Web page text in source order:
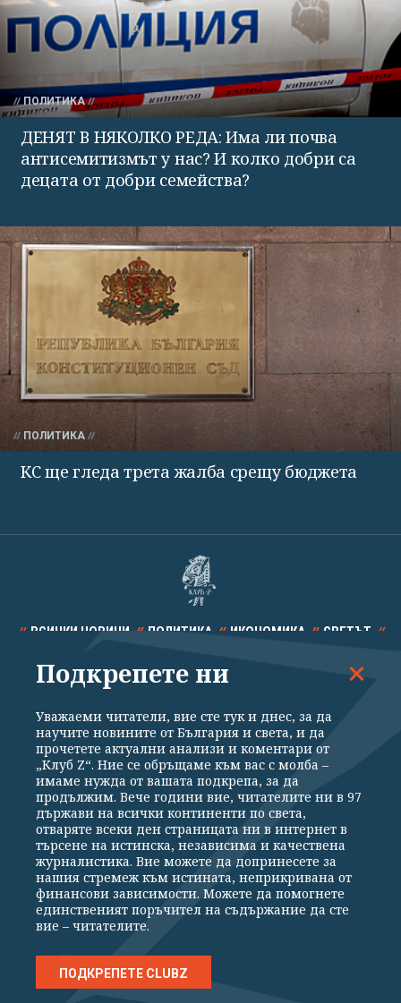
ПОЛИТИКА
ДЕНЯТ В НЯКОЛКО РЕДА: Има ли почва
антисемитизмът у нас? И колко добри са
децата от добри семейства?
ПОЛИТИКА
КС ще гледа трета жалба срещу бюджета
ВСИЧКИ НОВИНИ ПОЛИТИКА ИКОНОМИКА СВЕТЪТ
СПОРТ КУЛТУРА ТЕХНОЛОГИИ КАЛЕЙДОСКОП
Общи условия
Политика за поверителност
Реклама
Партньори Контакти
За Клуб Z
Екип
Подкрепете ни
Издател на www.clubz.bg е „Клуб Зебра Медия“ ЕООД, София, ул. "Алеко
Константинов" 3. Всички права запазени 2026 „Клуб Зебра Медия“
Препечатването на материали, снимки и видео от www.clubz.bg без
разрешение ще бъде преследвано по съдебен път, съгласно
ОБЩИТЕ УСЛОВИЯ
Подкрепете ни
Уважаеми читатели, вие сте тук и днес, за да
научите новините от България и света, и да
прочетете актуални анализи и коментари от
„Клуб Z“. Ние се обръщаме към вас с молба –
имаме нужда от вашата подкрепа, за да
продължим. Вече години вие, читателите ни в 97
държави на всички континенти по света,
отваряте всеки ден страницата ни в интернет в
търсене на истинска, независима и качествена
журналистика. Вие можете да допринесете за
нашия стремеж към истината, неприкривана от
финансови зависимости. Можете да помогнете
единственият поръчител на съдържание да сте
вие – читателите.
ПОДКРЕПЕТЕ CLUBZ